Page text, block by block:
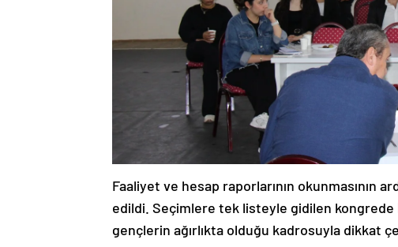
Faaliyet ve hesap raporlarının okunmasının
edildi. Seçimlere tek listeyle gidilen kongrede
gençlerin ağırlıkta olduğu kadrosuyla dikkat